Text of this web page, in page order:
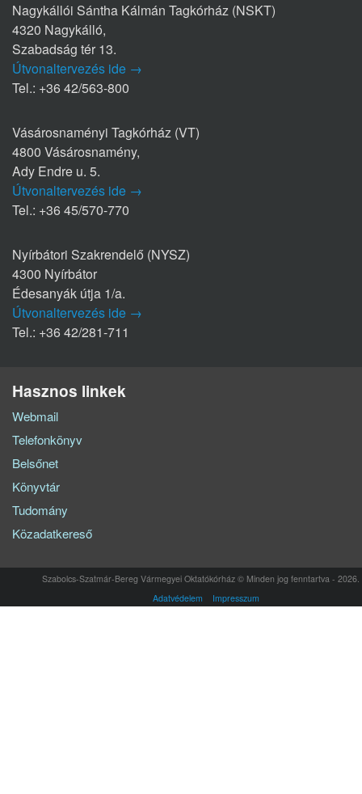
Nagykállói Sántha Kálmán Tagkórház (NSKT)
4320 Nagykálló,
Szabadság tér 13.
Útvonaltervezés ide →
Tel.: +36 42/563-800
Vásárosnaményi Tagkórház (VT)
4800 Vásárosnamény,
Ady Endre u. 5.
Útvonaltervezés ide →
Tel.: +36 45/570-770
Nyírbátori Szakrendelő (NYSZ)
4300 Nyírbátor
Édesanyák útja 1/a.
Útvonaltervezés ide →
Tel.: +36 42/281-711
Hasznos linkek
Webmail
Telefonkönyv
Belsőnet
Könyvtár
Tudomány
Közadatkereső
Szabolcs-Szatmár-Bereg Vármegyei Oktatókórház © Minden jog fenntartva - 2026.
Adatvédelem
Impresszum